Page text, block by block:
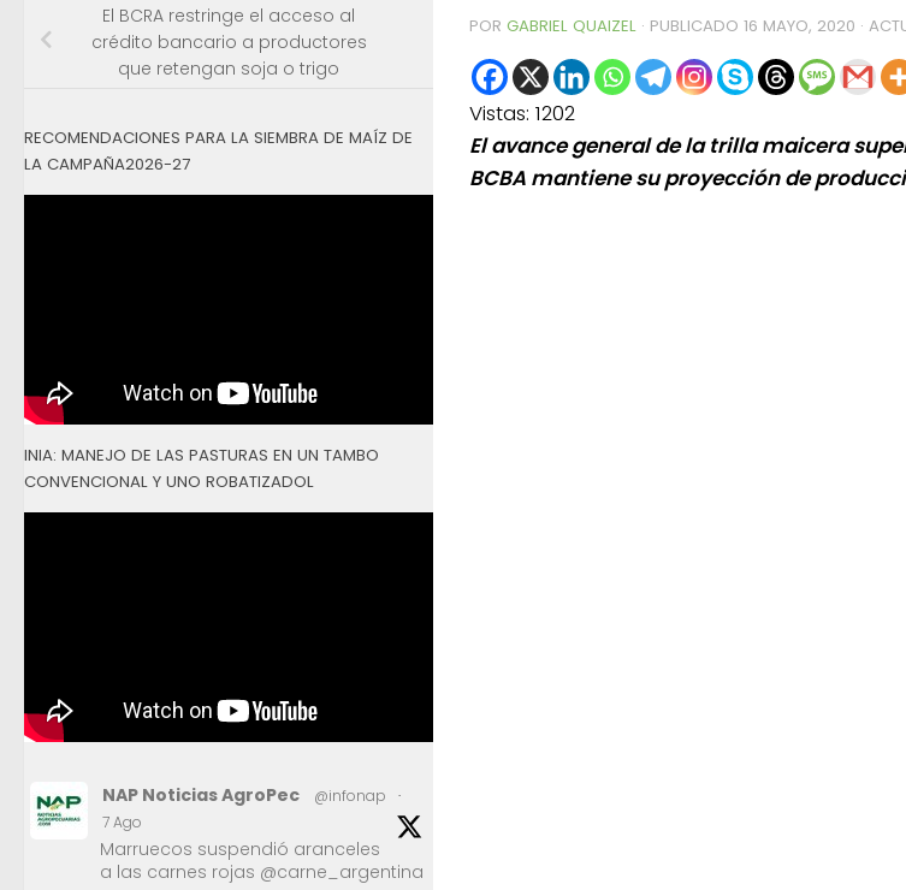
POR GABRIEL QUAIZEL · PUBLICADO 16 MAYO, 2020 ·
Vistas: 1202
El avance general de la trilla maicera
BCBA mantiene su proyección de
El BCRA restringe el acceso al
crédito bancario a productores
que retengan soja o trigo
RECOMENDACIONES PARA LA SIEMBRA DE MAÍZ DE
LA CAMPAÑA2026-27
INIA: MANEJO DE LAS PASTURAS EN UN TAMBO
CONVENCIONAL Y UNO ROBATIZADOL
NAP Noticias AgroPec @infonap
·
7 Ago
Marruecos suspendió aranceles
a las carnes rojas @carne_argentina